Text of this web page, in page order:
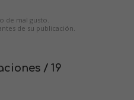
de mal gusto.
de su publicación.
/ 19